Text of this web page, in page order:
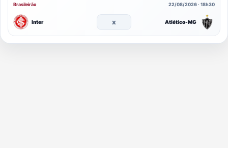
Brasileirão 22/08/2026 · 18h30
Inter x Atlético-MG